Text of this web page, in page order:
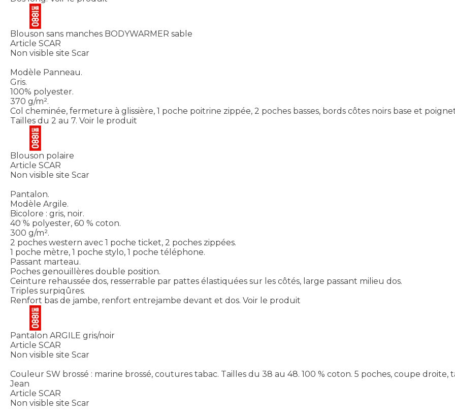
Blouson sans manches BODYWARMER sable
Article SCAR
Non visible site Scar
Modèle Panneau.
Gris.
100% polyester.
370 g/m².
Col cheminée, fermeture à glissière, 1 poche poitrine zippée, 2 poches basses, bords côtes noirs base et
Tailles du 2 au 7. Voir le produit
Blouson polaire
Article SCAR
Non visible site Scar
Pantalon.
Modèle Argile.
Bicolore : gris, noir.
40 % polyester, 60 % coton.
300 g/m².
2 poches western avec 1 poche ticket, 2 poches zippées.
1 poche mètre, 1 poche stylo, 1 poche téléphone.
Passant marteau.
Poches genouillères double position.
Ceinture rehaussée dos, resserrable par pattes élastiquées sur les côtés, large passant milieu dos.
Triples surpiqûres.
Renfort bas de jambe, renfort entrejambe devant et dos. Voir le produit
Pantalon ARGILE gris/noir
Article SCAR
Non visible site Scar
Couleur SW brossé : marine brossé, coutures tabac. Tailles du 38 au 48. 100 % coton. 5 poches, coupe droite,
Jean
Article SCAR
Non visible site Scar